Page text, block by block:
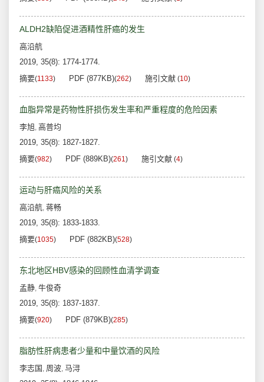
ALDH2缺陷促进酒精性肝癌的发生
高沿航
2019, 35(8): 1774-1774.
摘要(1133) PDF (877KB)(262) 施引文献 (10)
血脂异常是药物性肝损伤发生率和严重程度的危险因素
李旭, 高普均
2019, 35(8): 1827-1827.
摘要(982) PDF (889KB)(261) 施引文献 (4)
运动与肝癌风险的关系
高沿航, 蒋畅
2019, 35(8): 1833-1833.
摘要(1035) PDF (882KB)(528)
东北地区HBV感染的回顾性血清学调查
孟静, 牛俊奇
2019, 35(8): 1837-1837.
摘要(920) PDF (879KB)(285)
脂肪性肝病患者少量和中量饮酒的风险
李志国 , 周波, 马浔